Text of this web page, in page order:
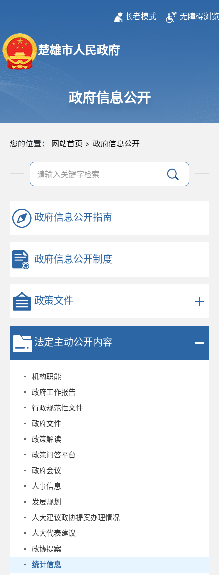
无障碍浏览
长者模式
楚雄市人民政府
政府信息公开
您的位置： 网站首页 > 政府信息公开
政府信息公开指南
政府信息公开制度
政策文件
法定主动公开内容
机构职能
政府工作报告
行政规范性文件
政府文件
政策解读
政策问答平台
政府会议
人事信息
发展规划
人大建议政协提案办理情况
人大代表建议
政协提案
统计信息